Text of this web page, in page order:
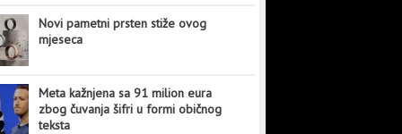
Novi pametni prsten stiže ovog
mjeseca
Meta kažnjena sa 91 milion eura
zbog čuvanja šifri u formi običnog
teksta